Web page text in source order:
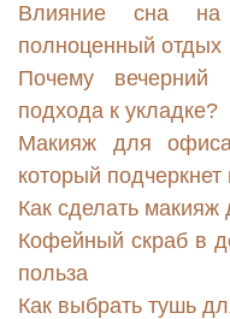
Влияние сна на
полноценный отдых
Почему вечерний
подхода к укладке?
Макияж для
который
Как сделать макияж
Кофейный скраб в
польза
Как выбрать тушь